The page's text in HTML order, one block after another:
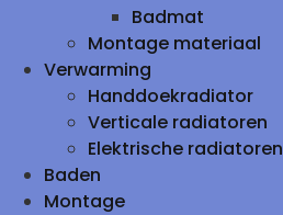
Badmat
Montage materiaal
Verwarming
Handdoekradiator
Verticale radiatoren
Elektrische radiatoren
Baden
Montage